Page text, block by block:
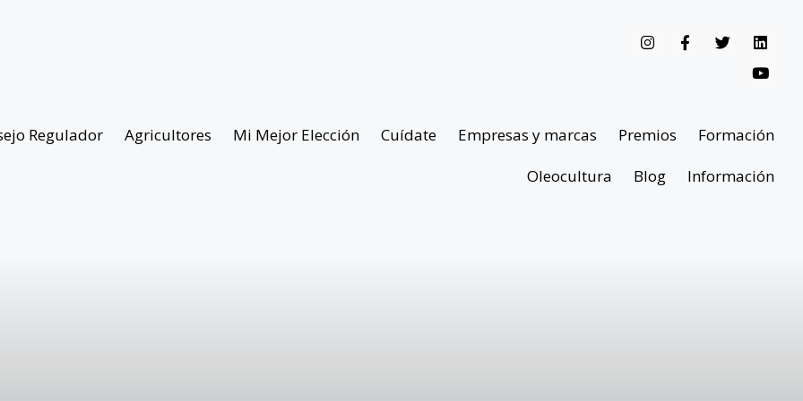
Regulador Agricultores Mi Mejor Elección Cuídate Empresas y marcas Premios
Formación
Oleocultura
Blog Información